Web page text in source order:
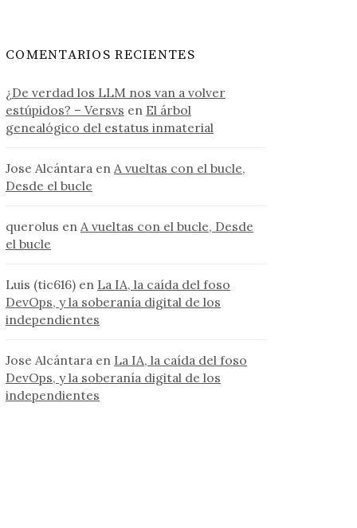
COMENTARIOS RECIENTES
¿De verdad los LLM nos van a volver
estúpidos? – Versvs en El árbol
genealógico del estatus inmaterial
Jose Alcántara en A vueltas con el bucle,
Desde el bucle
querolus en A vueltas con el bucle, Desde
el bucle
Luis (tic616) en La IA, la caída del foso
DevOps, y la soberanía digital de los
independientes
Jose Alcántara en La IA, la caída del foso
DevOps, y la soberanía digital de los
independientes